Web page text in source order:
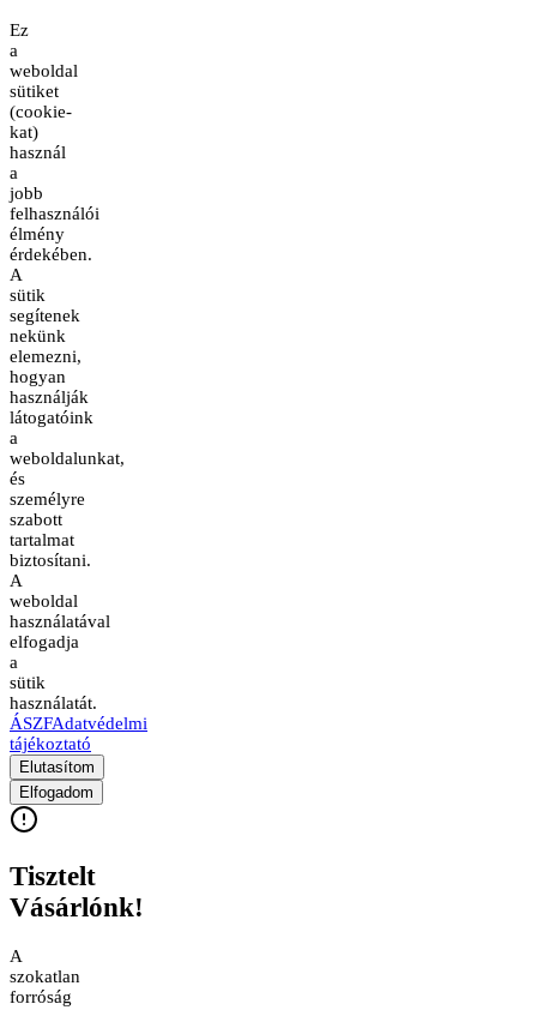
Ez
a
weboldal
sütiket
(cookie-
kat)
használ
a
jobb
felhasználói
élmény
érdekében.
A
sütik
segítenek
nekünk
elemezni,
hogyan
használják
látogatóink
a
weboldalunkat,
és
személyre
szabott
tartalmat
biztosítani.
A
weboldal
használatával
elfogadja
a
sütik
használatát.
ÁSZFAdatvédelmi
tájékoztató
Elutasítom
Elfogadom
Tisztelt
Vásárlónk!
A
szokatlan
forróság